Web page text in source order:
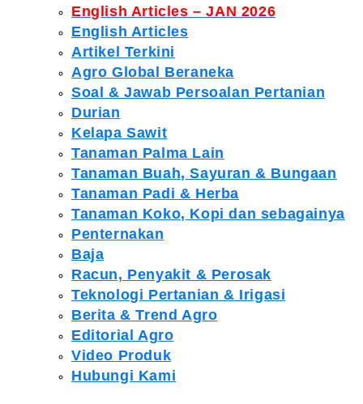
English Articles – JAN 2026
English Articles
Artikel Terkini
Agro Global Beraneka
Soal & Jawab Persoalan Pertanian
Durian
Kelapa Sawit
Tanaman Palma Lain
Tanaman Buah, Sayuran & Bungaan
Tanaman Padi & Herba
Tanaman Koko, Kopi dan sebagainya
Penternakan
Baja
Racun, Penyakit & Perosak
Teknologi Pertanian & Irigasi
Berita & Trend Agro
Editorial Agro
Video Produk
Hubungi Kami